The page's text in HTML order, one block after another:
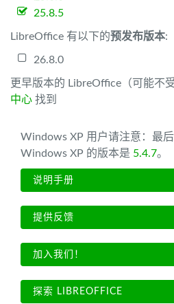
25.8.5
LibreOffice 有以下的预发布版本:
26.8.0
更早版本的 LibreOffice（可能不
中心 找到
Windows XP 用户请注意：最
Windows XP 的版本是 5.4.7。
说明手册
提供反馈
加入我们！
探索 LIBREOFFICE